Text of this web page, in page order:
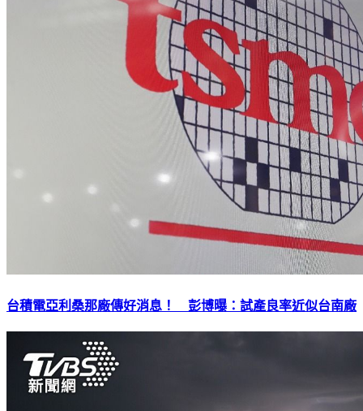
台積電亞利桑那廠傳好消息！ 彭博曝：試產良率近似台南廠